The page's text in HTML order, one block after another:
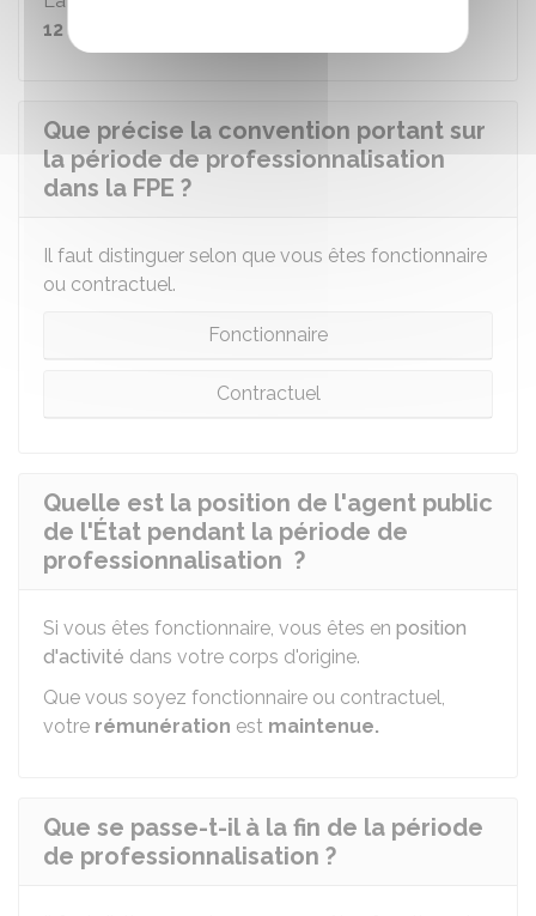
12 mois.
Que précise la convention portant sur
la période de professionnalisation
dans la FPE ?
Il faut distinguer selon que vous êtes fonctionnaire
ou contractuel.
Fonctionnaire
Contractuel
Quelle est la position de l'agent public
de l'État pendant la période de
professionnalisation ?
Si vous êtes fonctionnaire, vous êtes en position
d'activité dans votre corps d'origine.
Que vous soyez fonctionnaire ou contractuel,
votre rémunération est maintenue.
Que se passe-t-il à la fin de la période
de professionnalisation ?